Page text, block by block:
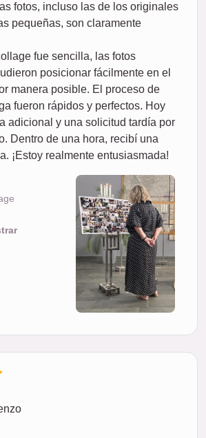
fotos, incluso las de los originales
pequeñas, son claramente
fue sencilla, las fotos
posicionar fácilmente en el
manera posible. El proceso de
fueron rápidos y perfectos. Hoy
adicional y una solicitud tardía por
Dentro de una hora, recibí una
¡Estoy realmente entusiasmada!